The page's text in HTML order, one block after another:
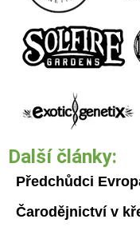
Další články:
Předchůdci
Čarodějnictví v